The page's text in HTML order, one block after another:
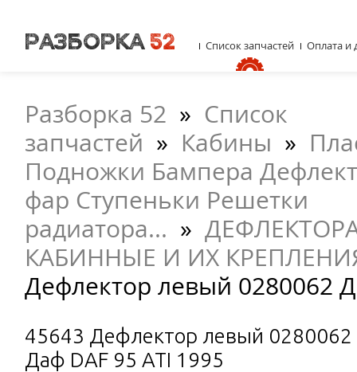
Разборка 52 » Список
запчастей » Кабины »
Подножки Бампера
фар Ступеньки Решетки
радиатора... »
КАБИННЫЕ И ИХ
Дефлектор левый 0280062
45643 Дефлектор левый 0280062
Даф DAF 95 ATI 1995
Список запчастей Оплата и